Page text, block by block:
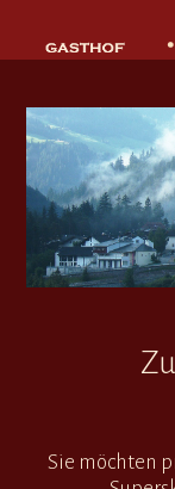
Sie möchten